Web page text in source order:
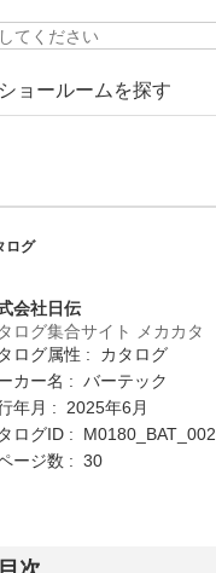
ショールームを探す
ログ
会社日伝
ログ集合サイト メカカタ
ログ属性 : カタログ
カー名 : バーテック
年月 : 2025年6月
ログID : M0180_BAT_002
ージ数 : 30